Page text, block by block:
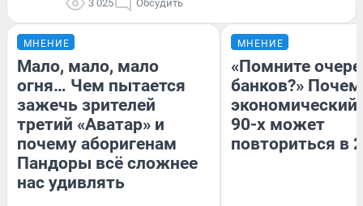
3 025 Обсудить
МНЕНИЕ
Мало, мало, мало
огня… Чем пытается
зажечь зрителей
третий «Аватар» и
почему аборигенам
Пандоры всё сложнее
нас удивлять
МНЕНИЕ
«Помните
банков?»
экономический
90-х может
повториться в